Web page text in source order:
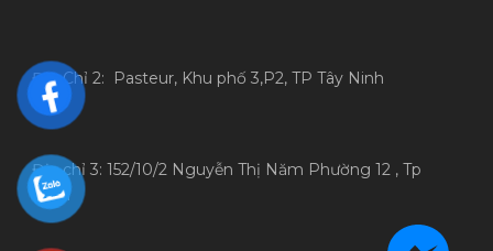
Địa Chỉ 2: Pasteur, Khu phố 3,P2, TP Tây Ninh
Địa chỉ 3: 152/10/2 Nguyễn Thị Năm Phường 12 , Tp
HCM